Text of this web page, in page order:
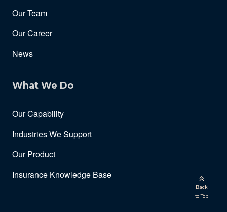
Our Team
Our Career
News
What We Do
Our Capability
Industries We Support
Our Product
Insurance Knowledge Base
Back
to Top